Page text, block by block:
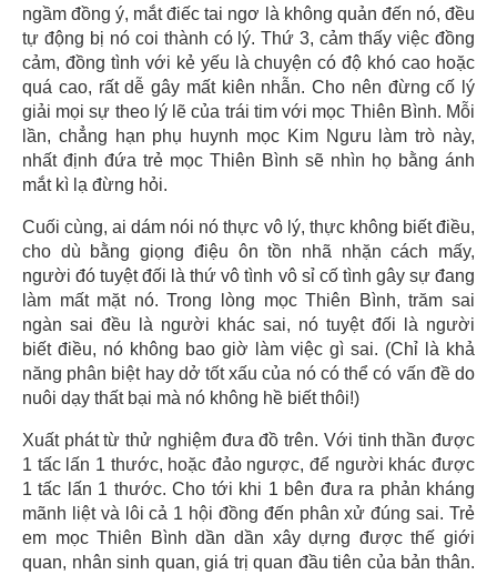
ngầm đồng ý, mắt điếc tai ngơ là không quản đến nó, đều
tự động bị nó coi thành có lý. Thứ 3, cảm thấy việc đồng
cảm, đồng tình với kẻ yếu là chuyện có độ khó cao hoặc
quá cao, rất dễ gây mất kiên nhẫn. Cho nên đừng cố lý
giải mọi sự theo lý lẽ của trái tim với mọc Thiên Bình. Mỗi
lần, chẳng hạn phụ huynh mọc Kim Ngưu làm trò này,
nhất định đứa trẻ mọc Thiên Bình sẽ nhìn họ bằng ánh
mắt kì lạ đừng hỏi.
Cuối cùng, ai dám nói nó thực vô lý, thực không biết điều,
cho dù bằng giọng điệu ôn tồn nhã nhặn cách mấy,
người đó tuyệt đối là thứ vô tình vô sỉ cố tình gây sự đang
làm mất mặt nó. Trong lòng mọc Thiên Bình, trăm sai
ngàn sai đều là người khác sai, nó tuyệt đối là người
biết điều, nó không bao giờ làm việc gì sai. (Chỉ là khả
năng phân biệt hay dở tốt xấu của nó có thể có vấn đề do
nuôi dạy thất bại mà nó không hề biết thôi!)
Xuất phát từ thử nghiệm đưa đồ trên. Với tinh thần được
1 tấc lấn 1 thước, hoặc đảo ngược, để người khác được
1 tấc lấn 1 thước. Cho tới khi 1 bên đưa ra phản kháng
mãnh liệt và lôi cả 1 hội đồng đến phân xử đúng sai. Trẻ
em mọc Thiên Bình dần dần xây dựng được thế giới
quan, nhân sinh quan, giá trị quan đầu tiên của bản thân.